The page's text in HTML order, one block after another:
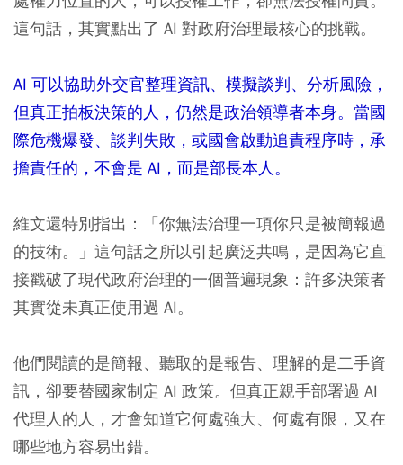
這句話，其實點出了 AI 對政府治理最核心的挑戰。
AI 可以協助外交官整理資訊、模擬談判、分析風險，
但真正拍板決策的人，仍然是政治領導者本身。當國
際危機爆發、談判失敗，或國會啟動追責程序時，承
擔責任的，不會是 AI，而是部長本人。
維文還特別指出：「你無法治理一項你只是被簡報過
的技術。」這句話之所以引起廣泛共鳴，是因為它直
接戳破了現代政府治理的一個普遍現象：許多決策者
其實從未真正使用過 AI。
他們閱讀的是簡報、聽取的是報告、理解的是二手資
訊，卻要替國家制定 AI 政策。但真正親手部署過 AI
代理人的人，才會知道它何處強大、何處有限，又在
哪些地方容易出錯。